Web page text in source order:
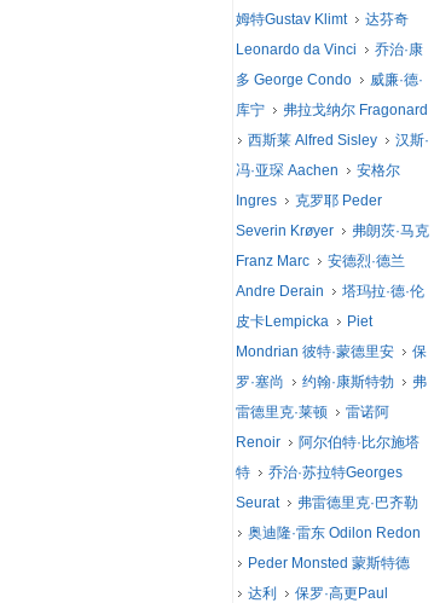
姆特Gustav Klimt
达芬奇
Leonardo da Vinci
乔治·康
多 George Condo
威廉·德·
库宁
弗拉戈纳尔 Fragonard
西斯莱 Alfred Sisley
汉斯·
冯·亚琛 Aachen
安格尔
Ingres
克罗耶 Peder
Severin Krøyer
弗朗茨·马克
Franz Marc
安德烈·德兰
Andre Derain
塔玛拉·德·伦
皮卡Lempicka
Piet
Mondrian 彼特·蒙德里安
保
罗·塞尚
约翰·康斯特勃
弗
雷德里克·莱顿
雷诺阿
Renoir
阿尔伯特·比尔施塔
特
乔治·苏拉特Georges
Seurat
弗雷德里克·巴齐勒
奥迪隆·雷东 Odilon Redon
Peder Monsted 蒙斯特德
达利
保罗·高更Paul